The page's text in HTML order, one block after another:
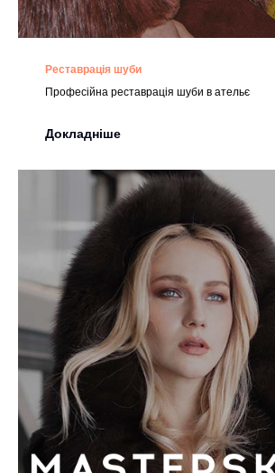
Реставрація шуби
Професійна реставрація шуби в ательє
Докладніше